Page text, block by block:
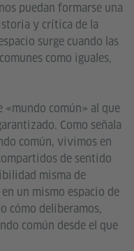
puedan formarse una
y crítica de la
surge cuando las
como iguales,
«mundo común» al que
Como señala
común, vivimos en
de sentido
misma de
un mismo espacio de
cómo deliberamos,
común desde el que